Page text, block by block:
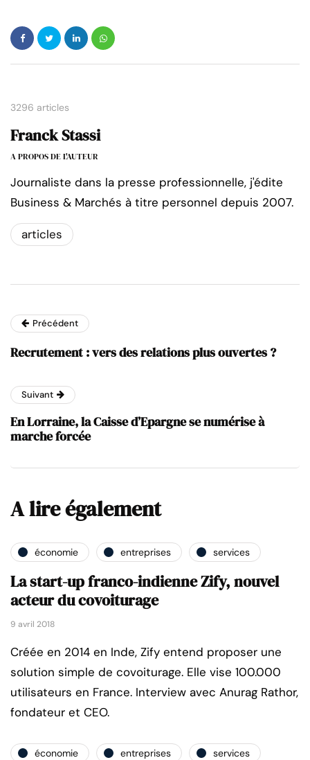
3296 articles
Franck Stassi
A PROPOS DE L'AUTEUR
Journaliste dans la presse professionnelle, j'édite
Business & Marchés à titre personnel depuis 2007.
articles
Précédent
Recrutement : vers des relations plus ouvertes ?
Suivant
En Lorraine, la Caisse d’Epargne se numérise à
marche forcée
A lire également
économie entreprises services
La start-up franco-indienne Zify, nouvel
acteur du covoiturage
9 avril 2018
Créée en 2014 en Inde, Zify entend proposer une
solution simple de covoiturage. Elle vise 100.000
utilisateurs en France. Interview avec Anurag Rathor,
fondateur et CEO.
économie entreprises services